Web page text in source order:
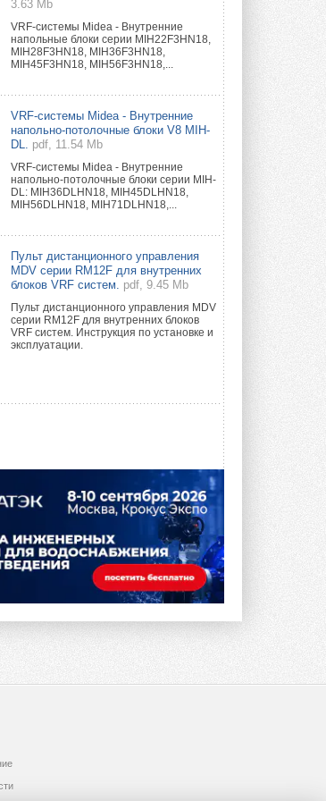
3.63 Mb
VRF-системы Midea - Внутренние
напольные блоки серии MIH22F3HN18,
MIH28F3HN18, MIH36F3HN18,
MIH45F3HN18, MIH56F3HN18,...
VRF-системы Midea - Внутренние
напольно-потолочные блоки V8 MIH-
DL.
pdf, 11.54 Mb
VRF-системы Midea - Внутренние
напольно-потолочные блоки серии MIH-
DL: MIH36DLHN18, MIH45DLHN18,
MIH56DLHN18, MIH71DLHN18,...
Пульт дистанционного управления
MDV серии RM12F для внутренних
блоков VRF систем.
pdf, 9.45 Mb
Пульт дистанционного управления MDV
серии RM12F для внутренних блоков
VRF систем. Инструкция по установке и
эксплуатации.